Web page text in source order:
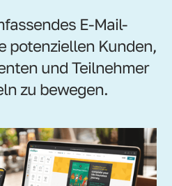
E-Mail-
potenziellen Kunden,
und Teilnehmer
zu bewegen.